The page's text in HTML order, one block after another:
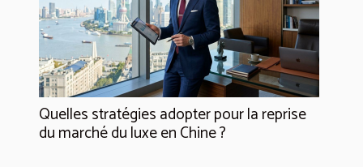
Quelles stratégies adopter pour la reprise
du marché du luxe en Chine ?